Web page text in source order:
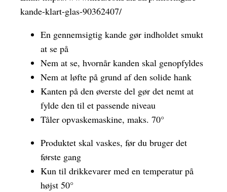
kande-klart-glas-90362407/
En gennemsigtig kande gør indholdet smukt
at se på
Nem at se, hvornår kanden skal genopfyldes
Nem at løfte på grund af den solide hank
Kanten på den øverste del gør det nemt at
fylde den til et passende niveau
Tåler opvaskemaskine, maks. 70°
Produktet skal vaskes, før du bruger det
første gang
Kun til drikkevarer med en temperatur på
højst 50°